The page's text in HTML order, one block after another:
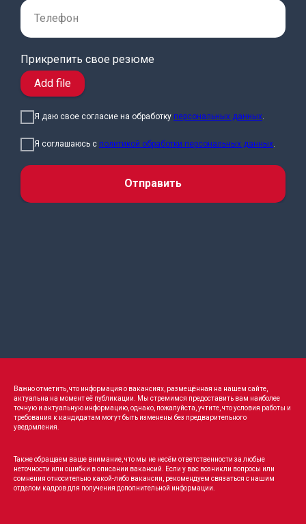
Прикрепить свое резюме
Add file
Я даю свое согласие на обработку персональных данных.
Я соглашаюсь с политикой обработки персональных данных.
Отправить
Важно отметить, что информация о вакансиях, размещённая на нашем сайте,
актуальна на момент её публикации. Мы стремимся предоставить вам наиболее
точную и актуальную информацию, однако, пожалуйста, учтите, что условия работы и
требования к кандидатам могут быть изменены без предварительного
уведомления.
Также обращаем ваше внимание, что мы не несём ответственности за любые
неточности или ошибки в описании вакансий. Если у вас возникли вопросы или
сомнения относительно какой-либо вакансии, рекомендуем связаться с нашим
отделом кадров для получения дополнительной информации.